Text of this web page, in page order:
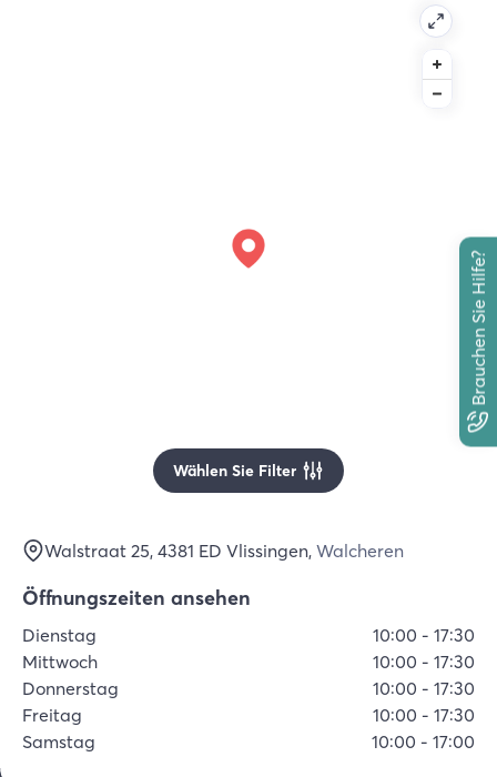
Brauchen Sie Hilfe?
Wählen Sie Filter
Walstraat 25, 4381 ED Vlissingen, Walcheren
Öffnungszeiten ansehen
Dienstag 10:00 - 17:30
Mittwoch
10:00 - 17:30
Donnerstag
10:00 - 17:30
Freitag
10:00 - 17:30
Samstag
10:00 - 17:00